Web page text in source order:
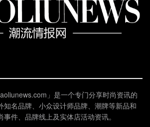
」是一个专门分享时尚资讯的
知名品牌、小众设计师品牌、潮牌等新品和
件、品牌线上及实体店活动资讯。